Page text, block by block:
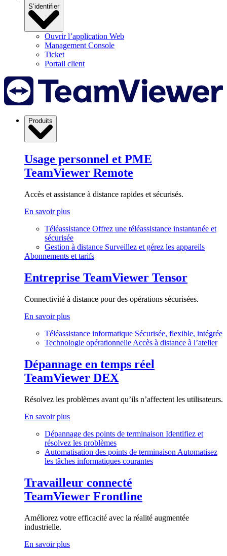
S’identifier
Ouvrir l’application Web
Management Console
Ticket
Portail client
Produits
Usage personnel et PME
TeamViewer Remote
Accès et assistance à distance rapides et sécurisés.
En savoir plus
Téléassistance Offrez une téléassistance instantanée et
sécurisée
Gestion à distance Surveillez et gérez les appareils
Abonnements et tarifs
Entreprise TeamViewer Tensor
Connectivité à distance pour des opérations sécurisées.
En savoir plus
Téléassistance informatique Sécurisée, flexible, intégrée
Technologie opérationnelle Accès à distance à l’atelier
Dépannage en temps réel
TeamViewer DEX
Résolvez les problèmes avant qu’ils n’affectent les utilisateurs.
En savoir plus
Dépannage des points de terminaison Identifiez et
résolvez les problèmes
Automatisation des points de terminaison Automatisez
les tâches informatiques courantes
Travailleur connecté
TeamViewer Frontline
Améliorez votre efficacité avec la réalité augmentée
industrielle.
En savoir plus